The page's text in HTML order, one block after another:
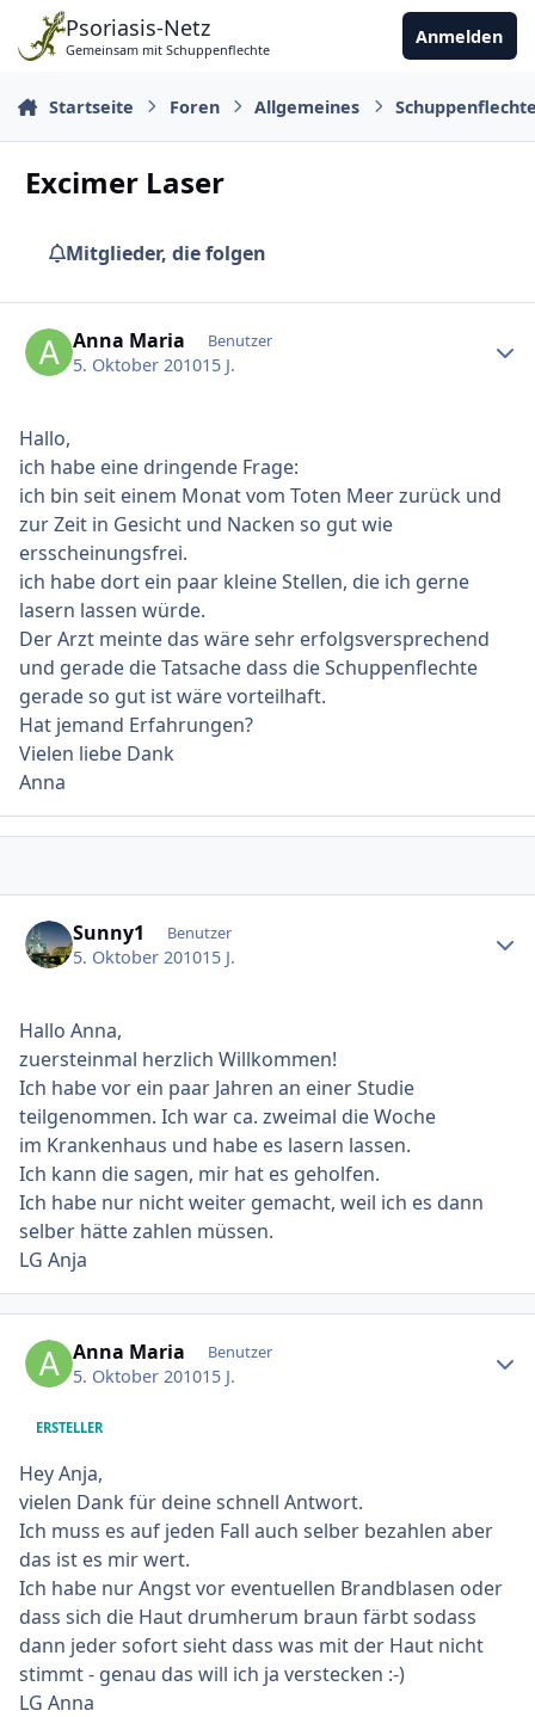
Zu Inhalt springen
Psoriasis-Netz
Gemeinsam mit Schuppenflechte
Anmelden
Startseite Foren Allgemeines
Excimer Laser
Mitglieder, die folgen
Anna Maria Benutzer
5. Oktober 201015 J.
Hallo,
ich habe eine dringende Frage:
ich bin seit einem Monat vom Toten Meer zurück und
zur Zeit in Gesicht und Nacken so gut wie
ersscheinungsfrei.
ich habe dort ein paar kleine Stellen, die ich gerne
lasern lassen würde.
Der Arzt meinte das wäre sehr erfolgsversprechend
und gerade die Tatsache dass die Schuppenflechte
gerade so gut ist wäre vorteilhaft.
Hat jemand Erfahrungen?
Vielen liebe Dank
Anna
Sunny1 Benutzer
5. Oktober 201015 J.
Hallo Anna,
zuersteinmal herzlich Willkommen!
Ich habe vor ein paar Jahren an einer Studie
teilgenommen. Ich war ca. zweimal die Woche
im Krankenhaus und habe es lasern lassen.
Ich kann die sagen, mir hat es geholfen.
Ich habe nur nicht weiter gemacht, weil ich es dann
selber hätte zahlen müssen.
LG Anja
Anna Maria Benutzer
5. Oktober 201015 J.
ERSTELLER
Hey Anja,
vielen Dank für deine schnell Antwort.
Ich muss es auf jeden Fall auch selber bezahlen aber
das ist es mir wert.
Ich habe nur Angst vor eventuellen Brandblasen oder
dass sich die Haut drumherum braun färbt sodass
dann jeder sofort sieht dass was mit der Haut nicht
stimmt - genau das will ich ja verstecken :-)
LG Anna